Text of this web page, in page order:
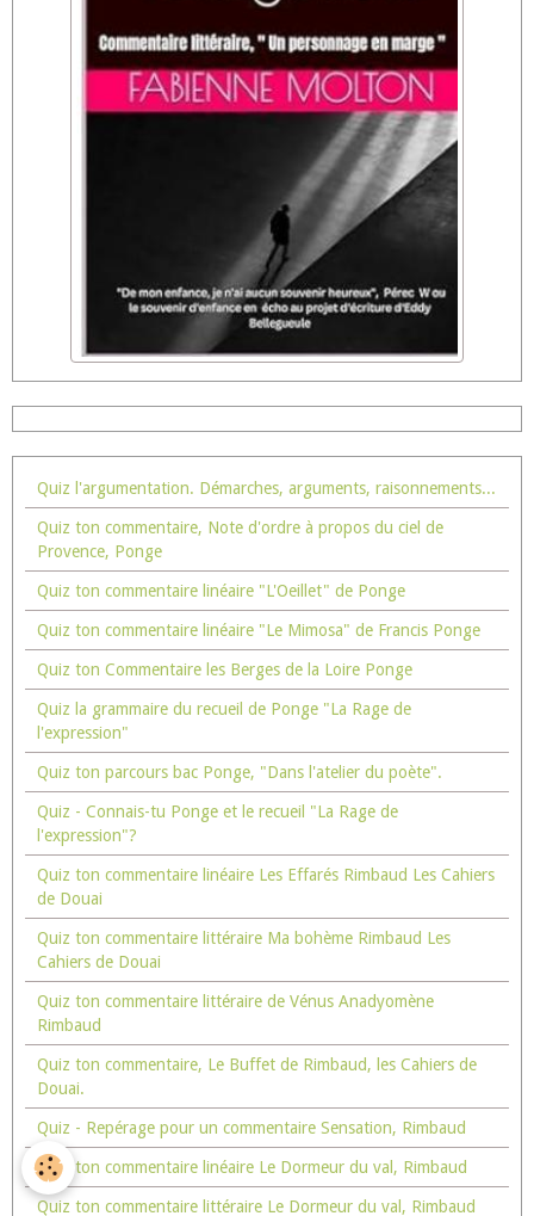
Quiz l'argumentation. Démarches, arguments, raisonnements...
Quiz ton commentaire, Note d'ordre à propos du ciel de
Provence, Ponge
Quiz ton commentaire linéaire "L'Oeillet" de Ponge
Quiz ton commentaire linéaire "Le Mimosa" de Francis Ponge
Quiz ton Commentaire les Berges de la Loire Ponge
Quiz la grammaire du recueil de Ponge "La Rage de
l'expression"
Quiz ton parcours bac Ponge, "Dans l'atelier du poète".
Quiz - Connais-tu Ponge et le recueil "La Rage de
l'expression"?
Quiz ton commentaire linéaire Les Effarés Rimbaud Les Cahiers
de Douai
Quiz ton commentaire littéraire Ma bohème Rimbaud Les
Cahiers de Douai
Quiz ton commentaire littéraire de Vénus Anadyomène
Rimbaud
Quiz ton commentaire, Le Buffet de Rimbaud, les Cahiers de
Douai.
Quiz - Repérage pour un commentaire Sensation, Rimbaud
Quiz ton commentaire linéaire Le Dormeur du val, Rimbaud
Quiz ton commentaire littéraire Le Dormeur du val, Rimbaud